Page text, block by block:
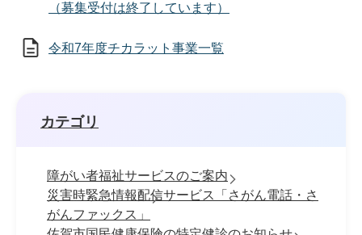
（募集受付は終了しています）
令和7年度チカラット事業一覧
カテゴリ
障がい者福祉サービスのご案内
災害時緊急情報配信サービス「さがん電話・さ
がんファックス」